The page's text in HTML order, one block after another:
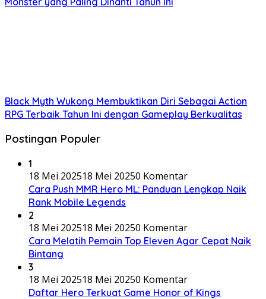
Black Myth Wukong Membuktikan Diri Sebagai Action
RPG Terbaik Tahun Ini dengan Gameplay Berkualitas
Postingan Populer
1
18 Mei 202518 Mei 20250 Komentar
Cara Push MMR Hero ML: Panduan Lengkap Naik
Rank Mobile Legends
2
18 Mei 202518 Mei 20250 Komentar
Cara Melatih Pemain Top Eleven Agar Cepat Naik
Bintang
3
18 Mei 202518 Mei 20250 Komentar
Daftar Hero Terkuat Game Honor of Kings